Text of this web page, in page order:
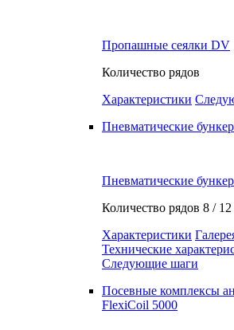
Пропашные сеялки DV
Количество рядов
Характеристики
Пневматические
Пневматические
Количество рядов 8 / 12
Характеристики
Технические
Следующие шаги
Посевные комплексы
FlexiCoil 5000